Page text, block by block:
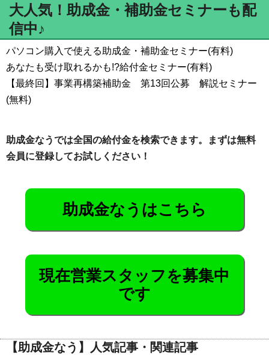
大人気！助成金・補助金セミナーも配
信中♪
パソコン購入で使える助成金・補助金セミナー(有料)
あなたも受け取れるかも!?給付金セミナー(有料)
【最終回】事業再構築補助金 第13回公募 解説セミナー
(無料)
助成金なうでは全国の給付金を検索できます。まずは無料
会員に登録してお試しください！
助成金なうはこちら
現在営業スタッフを募集中
です
【助成金なう】人気記事・関連記事